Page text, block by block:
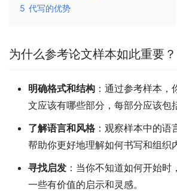
5 代写的优势
为什么参考论文样本如此重要？
明确格式和结构 ：通过参考样本
文应该有哪些部分，每部分应该包
了解语言和风格 ：观察样本中的语
帮助你更好地理解如何书写和组织
寻找启发 ：当你不知道如何开始
一些有价值的启示和灵感。